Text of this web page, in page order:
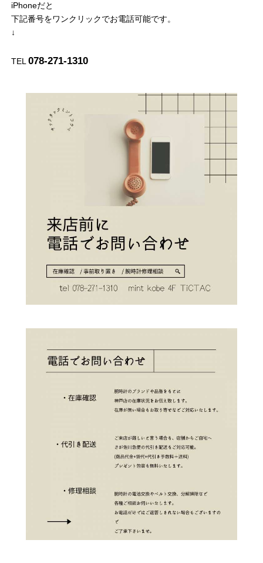
iPhoneだと
下記番号をワンクリックでお電話可能です。
↓
TEL 078-271-1310